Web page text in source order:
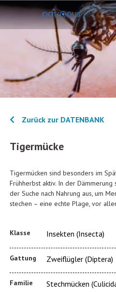
Zurück zur DATENBANK
Tigermücke
Tigermücken sind besonders im
Frühherbst aktiv. In der Dämmerung
der Suche nach Nahrung aus, um
stechen – eine echte Plage, vor
Klasse Insekten (Insecta)
Gattung Zweiflügler (Diptera)
Familie Stechmücken